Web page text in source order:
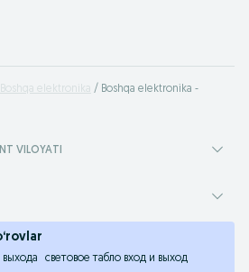
Boshqa elektronika
Boshqa elektronika -
VILOYATI
световое табло вход и выход